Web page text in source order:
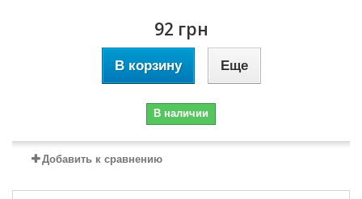
92 грн
В корзину Еще
В наличии
Добавить к сравнению